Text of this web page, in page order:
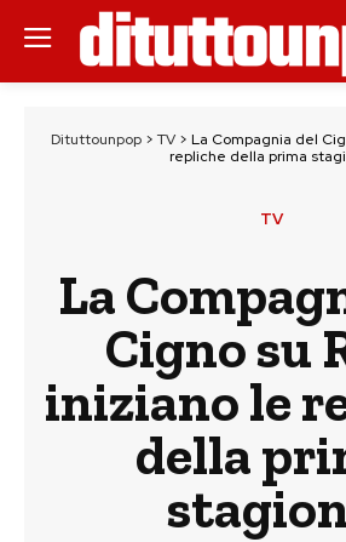
Dituttounpop> TV> La Compagnia del
repliche della prima
TV
La
Cigno su
iniziano le
della